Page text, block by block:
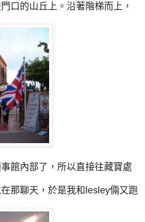
口的山丘上。沿著階梯而上，
館內部了，所以直接往藏寶處
那聊天，於是我和lesley倆又跑